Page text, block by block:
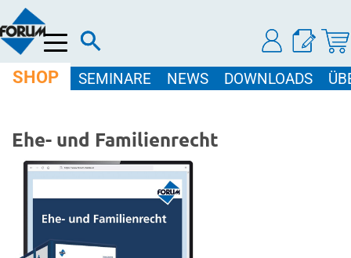
Menü
SHOP SEMINARE NEWS DOWNLOADS
Ehe- und Familienrecht